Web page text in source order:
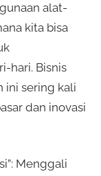
alat-
kita bisa
hari. Bisnis
ini sering kali
dan inovasi
Menggali